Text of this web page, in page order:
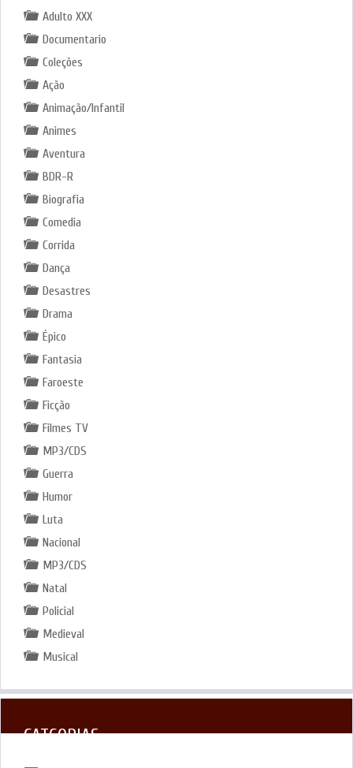
Adulto XXX
Documentario
Coleções
Ação
Animação/Infantil
Animes
Aventura
BDR-R
Biografia
Comedia
Corrida
Dança
Desastres
Drama
Épico
Fantasia
Faroeste
Ficção
Filmes TV
MP3/CDS
Guerra
Humor
Luta
Nacional
MP3/CDS
Natal
Policial
Medieval
Musical
CATGORIAS